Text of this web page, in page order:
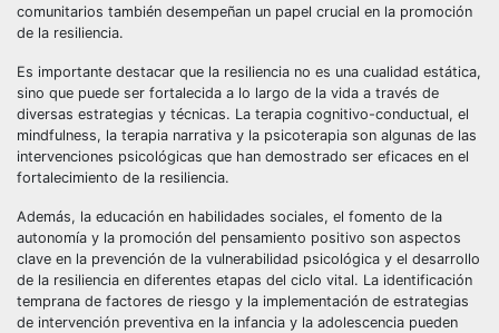
comunitarios también desempeñan un papel crucial en la promoción
de la resiliencia.
Es importante destacar que la resiliencia no es una cualidad estática,
sino que puede ser fortalecida a lo largo de la vida a través de
diversas estrategias y técnicas. La terapia cognitivo-conductual, el
mindfulness, la terapia narrativa y la psicoterapia son algunas de las
intervenciones psicológicas que han demostrado ser eficaces en el
fortalecimiento de la resiliencia.
Además, la educación en habilidades sociales, el fomento de la
autonomía y la promoción del pensamiento positivo son aspectos
clave en la prevención de la vulnerabilidad psicológica y el desarrollo
de la resiliencia en diferentes etapas del ciclo vital. La identificación
temprana de factores de riesgo y la implementación de estrategias
de intervención preventiva en la infancia y la adolescencia pueden